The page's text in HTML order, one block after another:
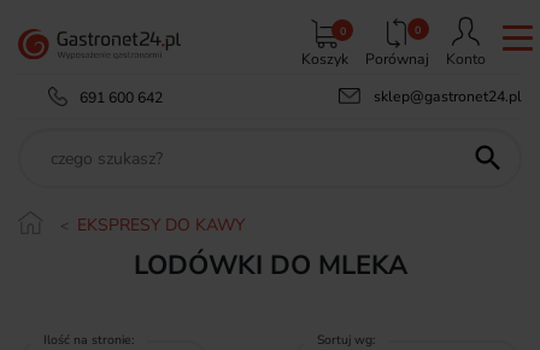
Koszyk
0 0
Porównaj
Konto
691 600 642
sklep@gastronet24.pl

EKSPRESY DO KAWY
LODÓWKI DO MLEKA
Ilość na stronie: Sortuj wg: